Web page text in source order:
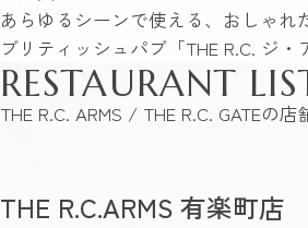
あらゆるシーンで使える、おしゃれ
ブリティッシュパブ「THE R.C. ジ・
RESTAURANT
THE R.C. ARMS / THE R.C. GATEの店
THE R.C.ARMS 有楽町店